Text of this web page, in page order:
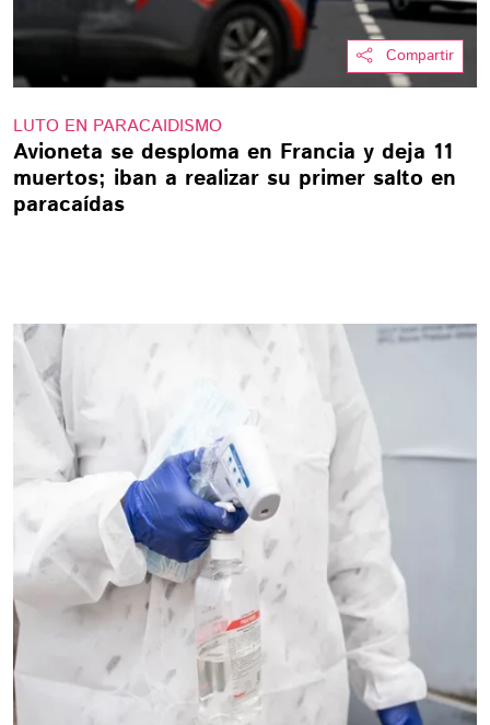
Compartir
LUTO EN PARACAIDISMO
Avioneta se desploma en Francia y deja 11
muertos; iban a realizar su primer salto en
paracaídas